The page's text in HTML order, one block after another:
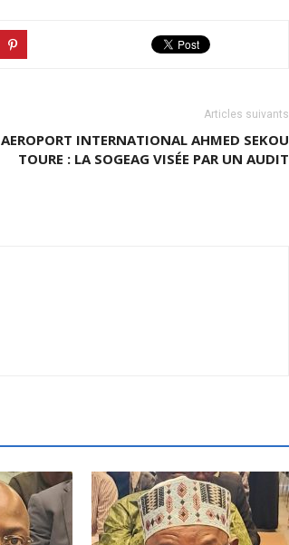
Articles suivants
AEROPORT INTERNATIONAL AHMED SEKOU
TOURE : LA SOGEAG VISÉE PAR UN AUDIT